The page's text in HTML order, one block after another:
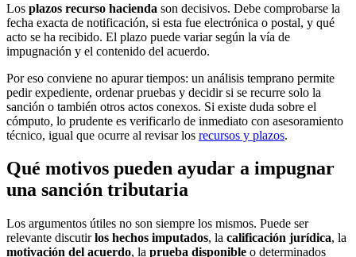
Los plazos recurso hacienda son decisivos. Debe comprobarse la
fecha exacta de notificación, si esta fue electrónica o postal, y qué
acto se ha recibido. El plazo puede variar según la vía de
impugnación y el contenido del acuerdo.
Por eso conviene no apurar tiempos: un análisis temprano permite
pedir expediente, ordenar pruebas y decidir si se recurre solo la
sanción o también otros actos conexos. Si existe duda sobre el
cómputo, lo prudente es verificarlo de inmediato con asesoramiento
técnico, igual que ocurre al revisar los recursos y plazos.
Qué motivos pueden ayudar a impugnar
una sanción tributaria
Los argumentos útiles no son siempre los mismos. Puede ser
relevante discutirlos hechos imputados, la calificación jurídica, la
motivación del acuerdo, la prueba disponible o determinados